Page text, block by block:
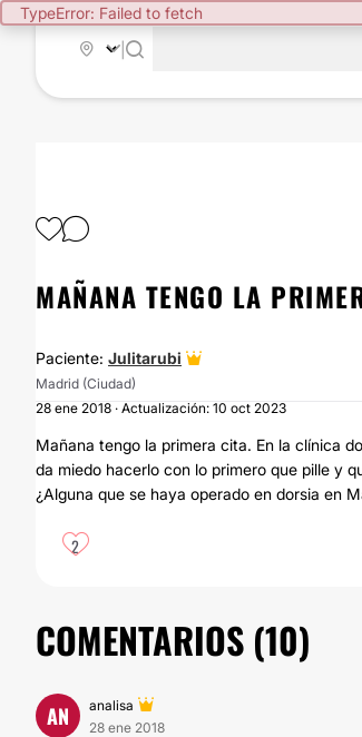
TypeError: Failed to fetch
MAÑANA TENGO LA
Paciente: Julitarubi
Madrid (Ciudad)
28 ene 2018 · Actualización: 10 oct 2023
Mañana tengo la primera cita. En la clínica
da miedo hacerlo con lo primero que pille y
¿Alguna que se haya operado en dorsia en
2
COMENTARIOS (10)
AN
analisa
28 ene 2018